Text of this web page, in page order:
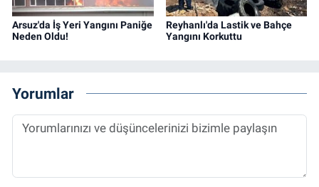
Arsuz'da İş Yeri Yangını Paniğe
Neden Oldu!
Reyhanlı'da Lastik ve Bahçe
Yangını Korkuttu
Yorumlar